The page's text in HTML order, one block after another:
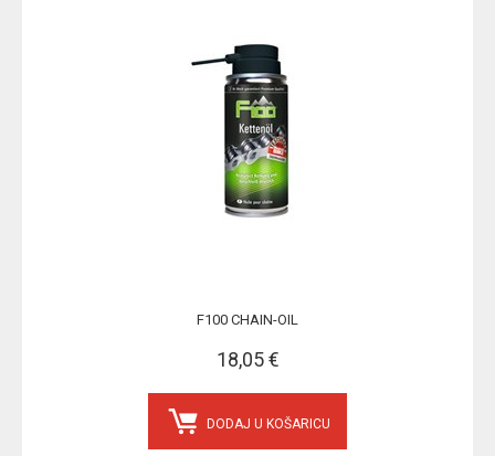
F100 CHAIN-OIL
18,05 €
DODAJ U KOŠARICU